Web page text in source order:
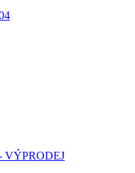
VÝPRODEJ